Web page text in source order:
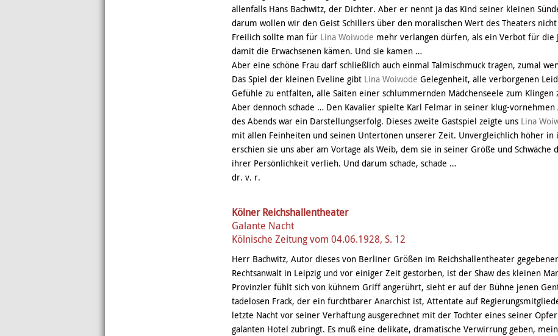
allenfalls Hans Bachwitz, der Dichter. Aber er nennt ja das Kind seiner kleinen
darum wollen wir den Geist Schillers über den moralischen Wert des Theaters
Freilich sollte man für Lina Woiwode mehr verlangen dürfen, als ein Verbot für die
damit die Erwachsenen kämen. Und sie kamen …
Aber eine schöne Frau darf schließlich auch einmal Talmischmuck tragen, zumal
Das Spiel der kleinen Eveline gibt Lina Woiwode Gelegenheit, alle verborgenen
Gefühle zu entfalten, alle Saiten einer schlummernden Mädchenseele zum Klingen
Aber dennoch schade … Den Kavalier spielte Karl Felmar in seiner klug-
des Abends war ein Darstellungserfolg. Dieses zweite Gastspiel zeigte uns Lina
mit allen Feinheiten und seinen Untertönen unserer Zeit. Unvergleichlich höher
erschien sie uns aber am Vortage als Weib, dem sie in seiner Größe und Schwäche
ihrer Persönlichkeit verlieh. Und darum schade, schade …
dr. v. r.
Kölner Reichshallentheater
Galante Nacht
Kölnische Zeitung vom 04.06.1928, S. 12
Herr Bachwitz, Autor dieses von Berliner Größen im Reichshallentheater
Rechtsanwalt in Leipzig und vor einiger Zeit gestorben, ist der Shaw des kleinen
Provinzler fühlt sich von kühnem Griff angerührt, sieht er auf der Bühne jenen
tadelosen Frack, der ein furchtbarer Anarchist ist, Attentate auf
letzte Nacht vor seiner Verhaftung ausgerechnet mit der Tochter eines seiner
galanten Hotel zubringt. Es muß eine delikate, dramatische Verwirrung geben,